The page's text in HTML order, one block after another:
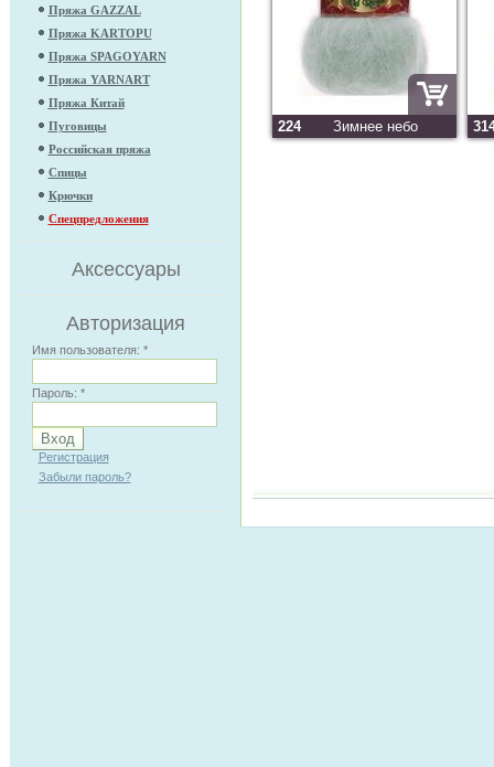
Пряжа GAZZAL
Пряжа KARTOPU
Пряжа SPAGOYARN
Пряжа YARNART
Пряжа Китай
Пуговицы
Российская пряжа
Спицы
Крючки
Спецпредложения
Аксессуары
Авторизация
Имя пользователя: *
Пароль: *
Регистрация
Забыли пароль?
224 Зимнее небо